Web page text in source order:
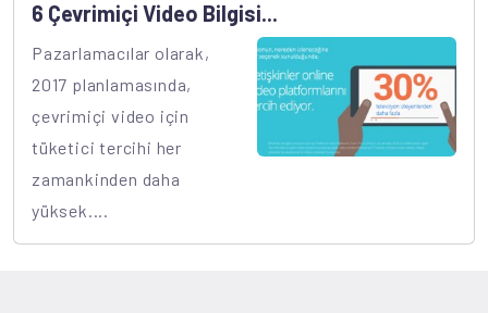
6 Çevrimiçi Video Bilgisi...
Pazarlamacılar olarak,
2017 planlamasında,
çevrimiçi video için
tüketici tercihi her
zamankinden daha
yüksek....